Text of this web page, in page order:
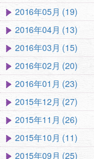
2016年05月 (19)
2016年04月 (13)
2016年03月 (15)
2016年02月 (20)
2016年01月 (23)
2015年12月 (27)
2015年11月 (26)
2015年10月 (11)
2015年09月 (25)